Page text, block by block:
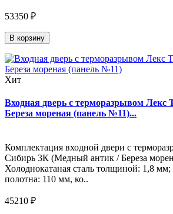
53350 ₽
В корзину
Хит
Входная дверь с терморазрывом Лекс
Береза мореная (панель №11)...
Комплектация входной двери с
Сибирь 3К (Медный антик / Береза
Холоднокатаная сталь толщиной: 1,8
полотна: 110 мм, ко..
45210 ₽